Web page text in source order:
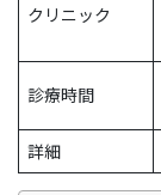
クリニック
診療時間
詳細